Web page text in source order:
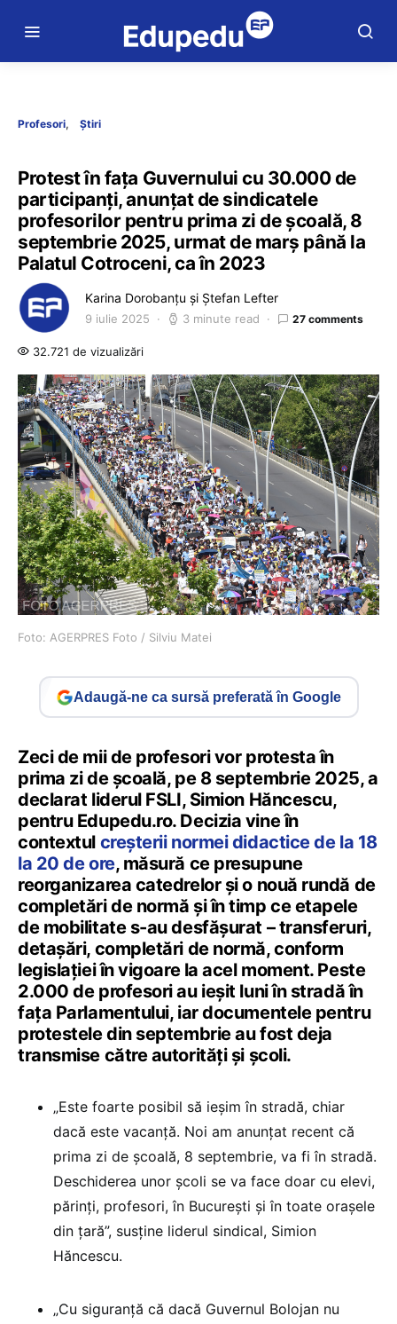
Profesori Știri
Protest în fața Guvernului cu 30.000 de
participanți, anunțat de sindicatele
profesorilor pentru prima zi de școală, 8
septembrie 2025, urmat de marș până la
Palatul Cotroceni, ca în 2023
Karina Dorobanțu și Ștefan Lefter
9 iulie 2025 3 minute read 27 comments
32.721 de vizualizări
Foto: AGERPRES Foto / Silviu Matei
Adaugă-ne ca sursă preferată în Google
Zeci de mii de profesori vor protesta în
prima zi de școală, pe 8 septembrie 2025, a
declarat liderul FSLI, Simion Hăncescu,
pentru Edupedu.ro. Decizia vine în
contextul creșterii normei didactice de la 18
la 20 de ore, măsură ce presupune
reorganizarea catedrelor și o nouă rundă de
completări de normă și în timp ce etapele
de mobilitate s-au desfășurat – transferuri,
detașări, completări de normă, conform
legislației în vigoare la acel moment. Peste
2.000 de profesori au ieșit luni în stradă în
fața Parlamentului, iar documentele pentru
protestele din septembrie au fost deja
transmise către autorități și școli.
„Este foarte posibil să ieșim în stradă, chiar
dacă este vacanță. Noi am anunțat recent că
prima zi de școală, 8 septembrie, va fi în stradă.
Deschiderea unor școli se va face doar cu elevi,
părinți, profesori, în București și în toate orașele
din țară”, susține liderul sindical, Simion
Hăncescu.
„Cu siguranță că dacă Guvernul Bolojan nu